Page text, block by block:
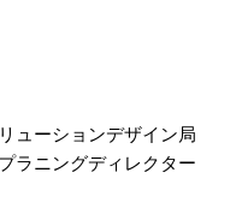
ューションデザイン局
ラニングディレクター